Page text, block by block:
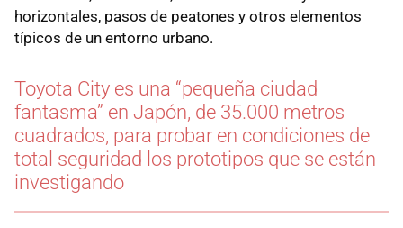
horizontales, pasos de peatones y otros elementos
típicos de un entorno urbano.
Toyota City es una “pequeña ciudad
fantasma” en Japón, de 35.000 metros
cuadrados, para probar en condiciones de
total seguridad los prototipos que se están
investigando